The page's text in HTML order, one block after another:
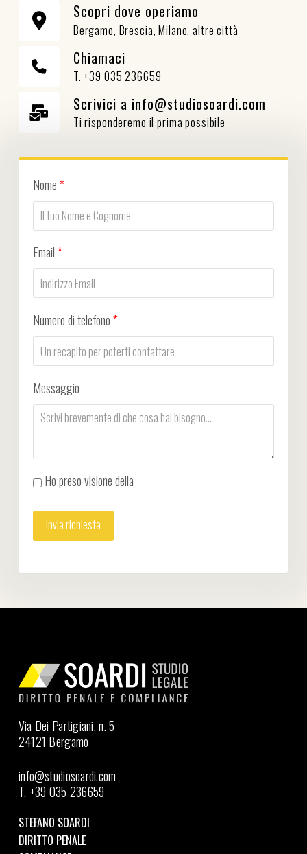
Scopri dove operiamo
Bergamo, Brescia, Milano, altre città
Chiamaci
T. +39 035 236659
Scrivici a info@studiosoardi.com
Ti risponderemo il prima possibile
Nome*
Email*
Numero di telefono*
Messaggio
Ho preso visione della
Via Dei Partigiani, n. 5
24121 Bergamo
info@studiosoardi.com
T. +39 035 236659
STEFANO SOARDI
DIRITTO PENALE